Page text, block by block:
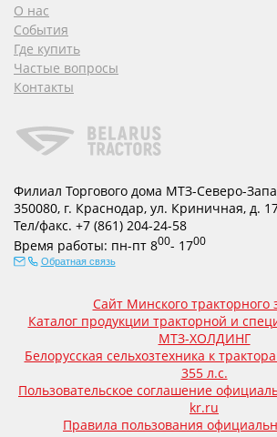
О нас
События
Где купить
Частые вопросы
Контакты
Филиал Торгового дома МТЗ-Северо-
350080, г. Краснодар, ул. Криничная, д.
Тел/факс. +7 (861) 204-24-58
Время работы: пн-пт 800- 1700
Обратная связь
Сайт Минского тракторного
Каталог продукции тракторной и
МТЗ-ХОЛДИНГ
Белорусская сельхозтехника к
355 л.с.
Пользовательское соглашение
kr.ru
Правила пользования